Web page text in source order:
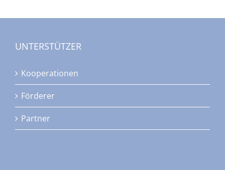
Produktseite
werden
UNTERSTÜTZER
Kooperationen
Förderer
Partner